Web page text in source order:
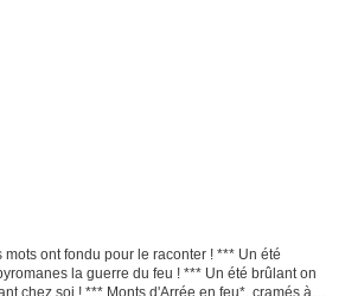
ont fondu pour le raconter ! *** Un été
la guerre du feu ! *** Un été brûlant on
chez soi ! *** Monts d'Arrée en feu*, cramés à